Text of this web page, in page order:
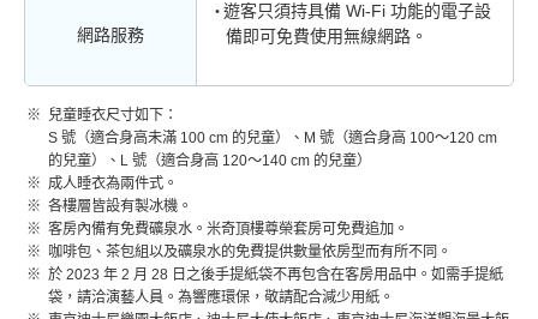
網路服務
遊客只須持具備 Wi-Fi 功能的電子設
備即可免費使用無線網路。
兒童睡衣尺寸如下：
S 號（適合身高未滿 100 cm 的兒童）、M 號（適合身高 100～120 cm
的兒童）、L 號（適合身高 120～140 cm 的兒童）
成人睡衣為兩件式。
各樓層皆設有製冰機。
客房內備有免費礦泉水。米奇頂樓尊榮套房可免費追加。
咖啡包、茶包組以及礦泉水的免費提供數量依房型而有所不同。
於 2023 年 2 月 28 日之後手提紙袋不再包含在客房用品中。如需手提紙
袋，請洽演藝人員。為響應環保，敬請配合減少用紙。